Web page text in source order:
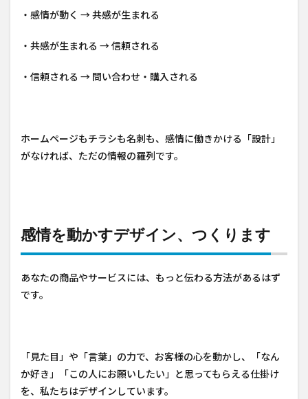
・感情が動く → 共感が生まれる
・共感が生まれる → 信頼される
・信頼される → 問い合わせ・購入される
ホームページもチラシも名刺も、感情に働きかける「設計」
がなければ、ただの情報の羅列です。
感情を動かすデザイン、つくります
あなたの商品やサービスには、もっと伝わる方法があるはず
です。
「見た目」や「言葉」の力で、お客様の心を動かし、「なん
か好き」「この人にお願いしたい」と思ってもらえる仕掛け
を、私たちはデザインしています。